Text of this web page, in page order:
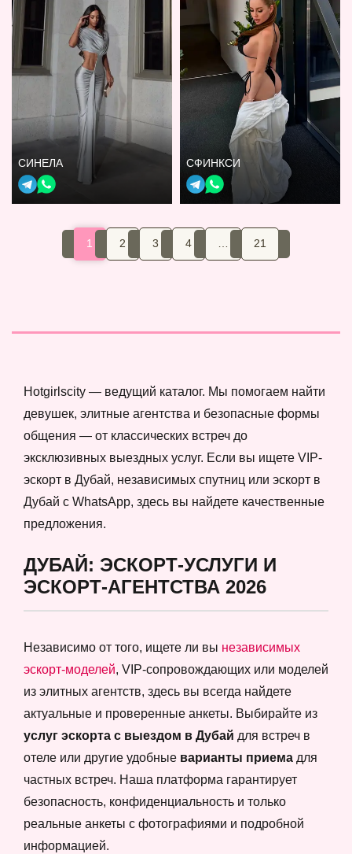
СИНЕЛА СФИНКСИ
1 2 3 4 21
Hotgirlscity — ведущий каталог. Мы помогаем найти
девушек, элитные агентства и безопасные формы
общения — от классических встреч до
эксклюзивных выездных услуг. Если вы ищете VIP-
эскорт в Дубай, независимых спутниц или эскорт в
Дубай с WhatsApp, здесь вы найдете качественные
предложения.
ДУБАЙ: ЭСКОРТ-УСЛУГИ И
ЭСКОРТ-АГЕНТСТВА 2026
Независимо от того, ищете ли вы независимых
эскорт-моделей, VIP-сопровождающих или моделей
из элитных агентств, здесь вы всегда найдете
актуальные и проверенные анкеты. Выбирайте из
услуг эскорта с выездом в Дубай для встреч в
отеле или другие удобные варианты приема для
частных встреч. Наша платформа гарантирует
безопасность, конфиденциальность и только
реальные анкеты с фотографиями и подробной
информацией.